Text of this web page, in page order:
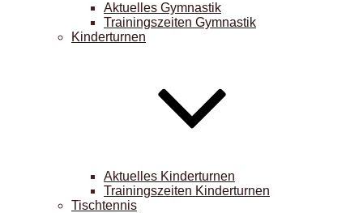
Aktuelles Gymnastik
Trainingszeiten Gymnastik
Kinderturnen
Aktuelles Kinderturnen
Trainingszeiten Kinderturnen
Tischtennis